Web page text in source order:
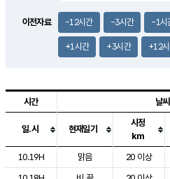
이전자료 -12시간 -3시간 -1시
+1시간 +3시간 +12
도시별 기상실황표로 지점, 날씨, 기
시간 날씨
일.시 현재일기
시정
km
10.19H
맑음 20 이상